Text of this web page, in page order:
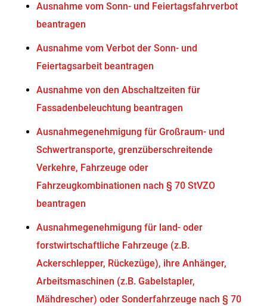
Ausnahme vom Sonn- und Feiertagsfahrverbot
beantragen
Ausnahme vom Verbot der Sonn- und
Feiertagsarbeit beantragen
Ausnahme von den Abschaltzeiten für
Fassadenbeleuchtung beantragen
Ausnahmegenehmigung für Großraum- und
Schwertransporte, grenzüberschreitende
Verkehre, Fahrzeuge oder
Fahrzeugkombinationen nach § 70 StVZO
beantragen
Ausnahmegenehmigung für land- oder
forstwirtschaftliche Fahrzeuge (z.B.
Ackerschlepper, Rückezüge), ihre Anhänger,
Arbeitsmaschinen (z.B. Gabelstapler,
Mähdrescher) oder Sonderfahrzeuge nach § 70